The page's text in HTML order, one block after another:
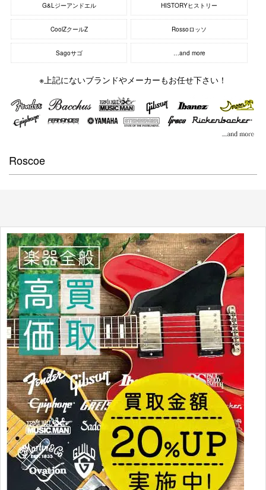
G&Lジーアンドエル HISTORYヒストリー
CoolZクールZ Rossoロッソ
Sagoサゴ …and more
※上記にないブランドやメーカーもお任せ下さい！
Roscoe